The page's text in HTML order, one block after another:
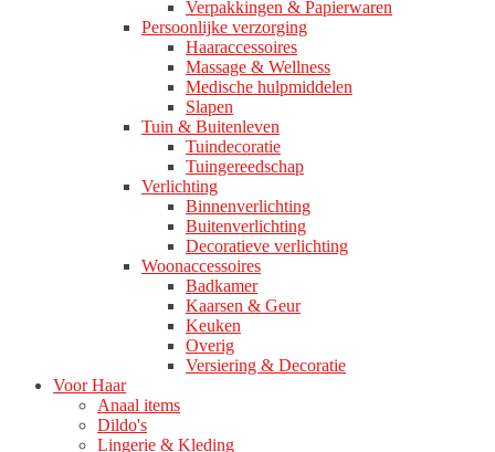
Verpakkingen & Papierwaren
Persoonlijke verzorging
Haaraccessoires
Massage & Wellness
Medische hulpmiddelen
Slapen
Tuin & Buitenleven
Tuindecoratie
Tuingereedschap
Verlichting
Binnenverlichting
Buitenverlichting
Decoratieve verlichting
Woonaccessoires
Badkamer
Kaarsen & Geur
Keuken
Overig
Versiering & Decoratie
Voor Haar
Anaal items
Dildo's
Lingerie & Kleding